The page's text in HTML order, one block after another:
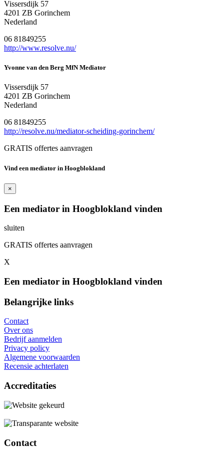
Vissersdijk 57
4201 ZB Gorinchem
Nederland
06 81849255
http://www.resolve.nu/
Yvonne van den Berg MfN Mediator
Vissersdijk 57
4201 ZB Gorinchem
Nederland
06 81849255
http://resolve.nu/mediator-scheiding-gorinchem/
GRATIS offertes aanvragen
Vind een mediator in Hoogblokland
×
Een mediator in Hoogblokland vinden
sluiten
GRATIS offertes aanvragen
X
Een mediator in Hoogblokland vinden
Belangrijke links
Contact
Over ons
Bedrijf aanmelden
Privacy policy
Algemene voorwaarden
Recensie achterlaten
Accreditaties
Contact